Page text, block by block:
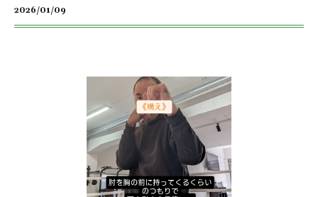
2026/01/09